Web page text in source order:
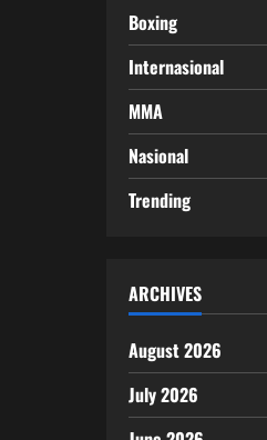
Boxing
Internasional
MMA
Nasional
Trending
ARCHIVES
August 2026
July 2026